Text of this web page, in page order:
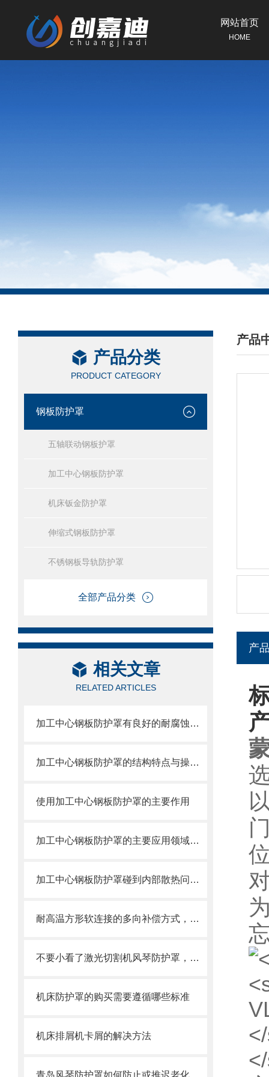
网站首页
HOME
产品分类
PRODUCT CATEGORY
钢板防护罩
五轴联动钢板护罩
加工中心钢板防护罩
机床钣金防护罩
伸缩式钢板防护罩
不锈钢板导轨防护罩
全部产品分类
相关文章
RELATED ARTICLES
加工中心钢板防护罩有良好的耐腐蚀性，能在各种环境下长时间使用
加工中心钢板防护罩的结构特点与操作维护方式
使用加工中心钢板防护罩的主要作用
加工中心钢板防护罩的主要应用领域和产品的主要特性
加工中心钢板防护罩碰到内部散热问题改怎么办？这篇文章告诉你
耐高温方形软连接的多向补偿方式，可提供较大的轴向、角向和侧向位移
不要小看了激光切割机风琴防护罩，它可有不少优势呢
机床防护罩的购买需要遵循哪些标准
机床排屑机卡屑的解决方法
产品
/
产